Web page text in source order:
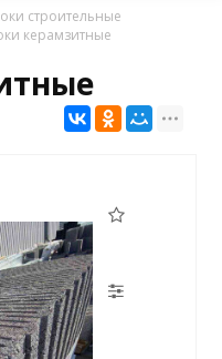
строительные
керамзитные